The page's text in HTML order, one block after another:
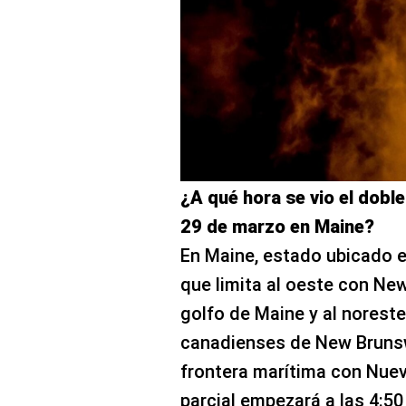
¿A qué hora se vio el
29 de marzo en Maine?
En Maine, estado ubicado
que limita al oeste con
golfo de Maine y al
canadienses de New
frontera marítima con
parcial empezará a las